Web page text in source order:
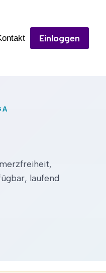
Einloggen
laufend